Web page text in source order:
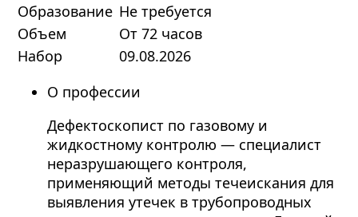
Образование Не требуется
Объем
От 72 часов
Набор
09.08.2026
О профессии
Дефектоскопист по газовому и
жидкостному контролю — специалист
неразрушающего контроля,
применяющий методы течеискания для
выявления утечек в трубопроводных